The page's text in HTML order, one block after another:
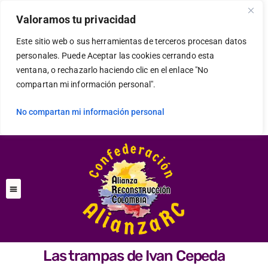
Valoramos tu privacidad
Este sitio web o sus herramientas de terceros procesan datos
personales. Puede Aceptar las cookies cerrando esta
ventana, o rechazarlo haciendo clic en el enlace "No
compartan mi información personal".
No compartan mi información personal
Las trampas de Ivan Cepeda